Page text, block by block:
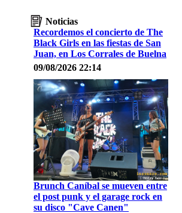
Noticias
Recordemos el concierto de The
Black Girls en las fiestas de San
Juan, en Los Corrales de Buelna
09/08/2026 22:14
Brunch Caníbal se mueven entre
el post punk y el garage rock en
su disco "Cave Canen"